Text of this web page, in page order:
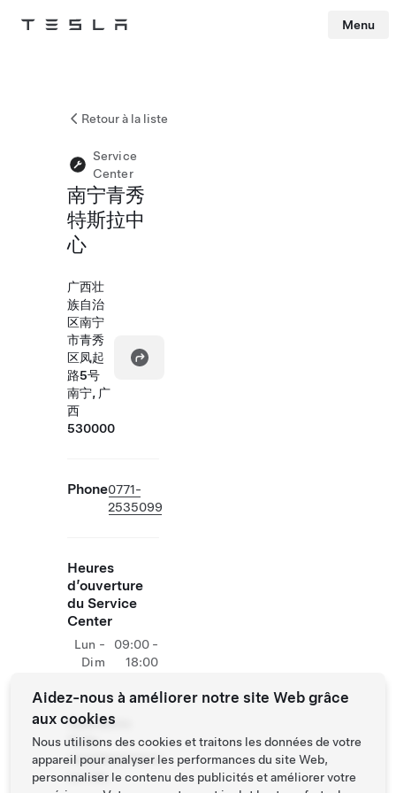
Tesla Menu
Retour à la liste
Service
Center
南宁青秀
特斯拉中
心
广西壮
族自治
区南宁
市青秀
区凤起
路5号
南宁, 广
西
530000
Phone0771-
2535099
Heures
d’ouverture
du Service
Center
Lun -
Dim
09:00 -
18:00
Opérations
Tesla
supplémentaires
sur site
Aidez-nous à améliorer notre site Web grâce
aux cookies
Nous utilisons des cookies et traitons les données de votre
appareil pour analyser les performances du site Web,
personnaliser le contenu des publicités et améliorer votre